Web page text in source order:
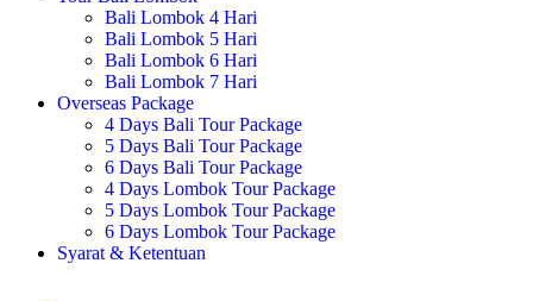
Bali Lombok 4 Hari
Bali Lombok 5 Hari
Bali Lombok 6 Hari
Bali Lombok 7 Hari
Overseas Package
4 Days Bali Tour Package
5 Days Bali Tour Package
6 Days Bali Tour Package
4 Days Lombok Tour Package
5 Days Lombok Tour Package
6 Days Lombok Tour Package
Syarat & Ketentuan